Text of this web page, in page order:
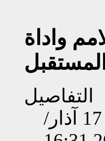
واداة
التفاصيل
تم إنشاءه بتاريخ الثلاثاء, 17 آذار/